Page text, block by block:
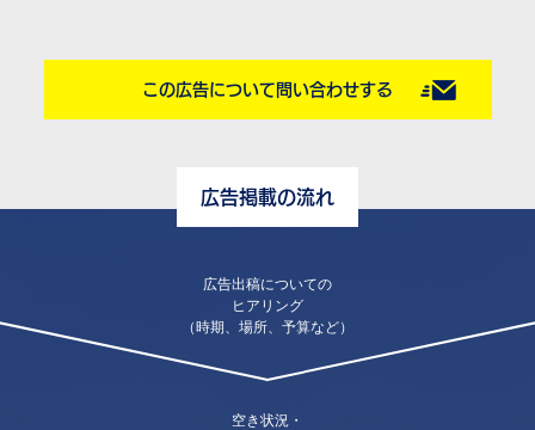
この広告について問い合わせする
広告掲載の流れ
広告出稿についての
ヒアリング
（時期、場所、予算など）
空き状況・